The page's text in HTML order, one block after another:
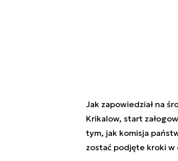
Jak zapowiedział na
Krikalow, start
tym, jak komisja
zostać podjęte kroki w